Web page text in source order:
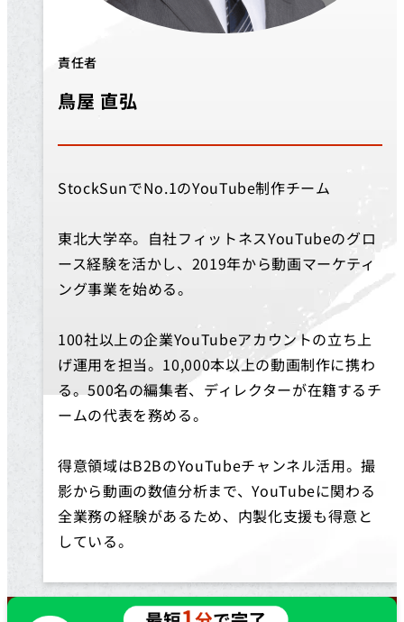
責任者
鳥屋 直弘
StockSunでNo.1のYouTube制作チーム
東北大学卒。自社フィットネスYouTubeのグロ
ース経験を活かし、2019年から動画マーケティ
ング事業を始める。
100社以上の企業YouTubeアカウントの立ち上
げ運用を担当。10,000本以上の動画制作に携わ
る。500名の編集者、ディレクターが在籍するチ
ームの代表を務める。
得意領域はB2BのYouTubeチャンネル活用。撮
影から動画の数値分析まで、YouTubeに関わる
全業務の経験があるため、内製化支援も得意と
している。